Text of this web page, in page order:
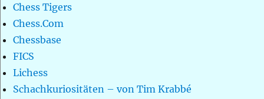
Chess Tigers
Chess.Com
Chessbase
FICS
Lichess
Schachkuriositäten – von Tim Krabbé